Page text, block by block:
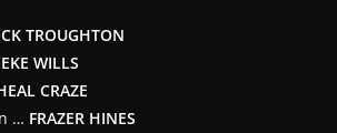
TROUGHTON
WILLS
CRAZE
… FRAZER HINES